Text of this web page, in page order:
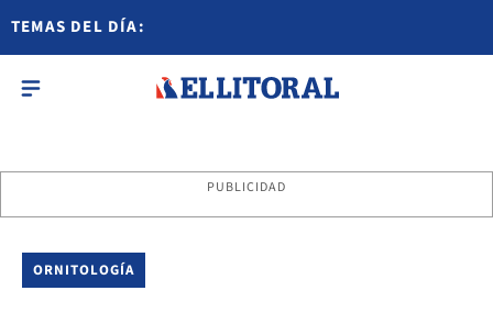
TEMAS DEL DÍA:
PUBLICIDAD
ORNITOLOGÍA